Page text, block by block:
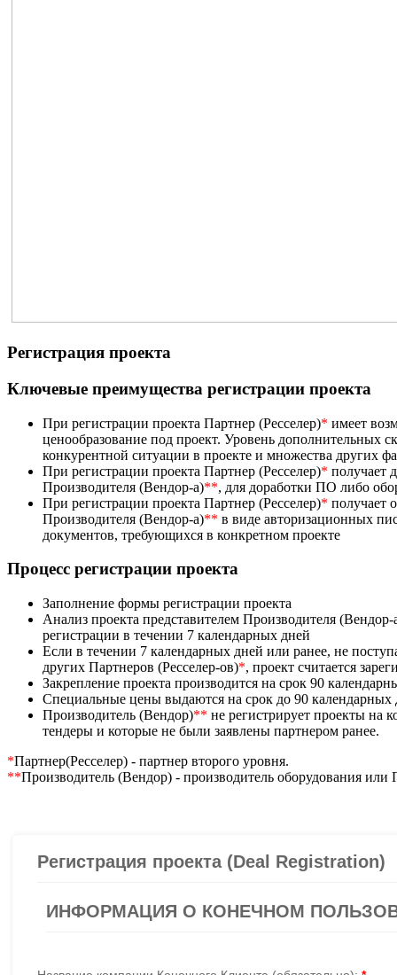
Регистрация проекта
Ключевые преимущества регистрации проекта
При регистрации проекта Партнер (Ресселер)* имеет
ценообразование под проект. Уровень дополнительных
конкурентной ситуации в проекте и множества других
При регистрации проекта Партнер (Ресселер)* получает
Производителя (Вендор-а)**, для доработки ПО либо
При регистрации проекта Партнер (Ресселер)* получает
Производителя (Вендор-а)** в виде авторизационных
документов, требующихся в конкретном проекте
Процесс регистрации проекта
Заполнение формы регистрации проекта
Анализ проекта представителем Производителя (Вендор-
регистрации в течении 7 календарных дней
Если в течении 7 календарных дней или ранее, не
других Партнеров (Ресселер-ов)*, проект считается
Закрепление проекта производится на срок 90
Специальные цены выдаются на срок до 90 календарных
Производитель (Вендор)** не регистрирует проекты на
тендеры и которые не были заявлены партнером ранее.
*Партнер(Ресселер) - партнер второго уровня.
**Производитель (Вендор) - производитель оборудования